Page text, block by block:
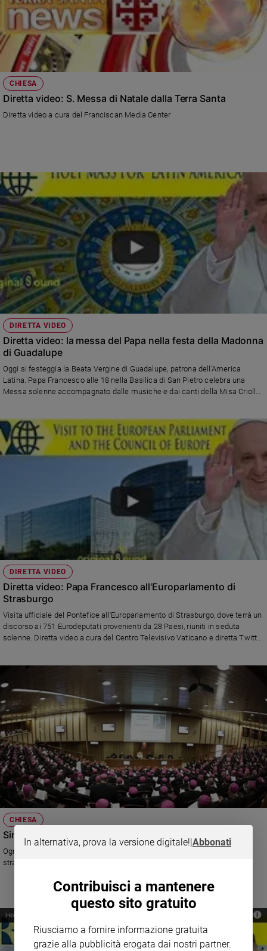
CHIESA
Diretta video: S. Messa di Natale dalla Terra Santa
Diretta video a cura del Franciscan Media Center
DIRETTA VIDEO
Diretta video: la messa del Papa nella festa della Madonna
di Guadalupe
Oggi si festeggia la Beata Vergine di Guadalupe, patrona dell'America
Latina. Papa Francesco alle 18 nella Basilica di San Pietro celebra una
Messa solenne accompagnato dalle musiche e dai canti della Misa Criolla
DIRETTA VIDEO
Diretta video: Papa Francesco all'Europarlamento di
Strasburgo
Visita ufficiale del Pontefice all'Europarlamento di Strasburgo, dove terrà un
discorso ai 751 Eurodeputati provenienti da 28 Paesi, riuniti in seduta
solenne. Diretta video a cura del Centro Televisivo Vaticano e diretta Twitter
CHIESA
Sinodo 2014: le dirette video
Ogni giorno, due appuntamenti per seguire in diretta i lavori del Sinodo
straordinario.
In alternativa, prova la versione digitale!|Abbonati
Contribuisci a mantenere
questo sito gratuito
Riusciamo a fornire informazione gratuita
grazie alla pubblicità erogata dai nostri partner.